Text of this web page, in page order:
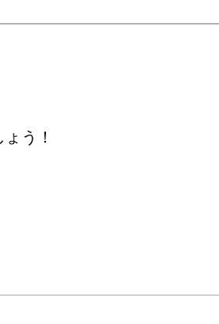
した。今、そん
う！